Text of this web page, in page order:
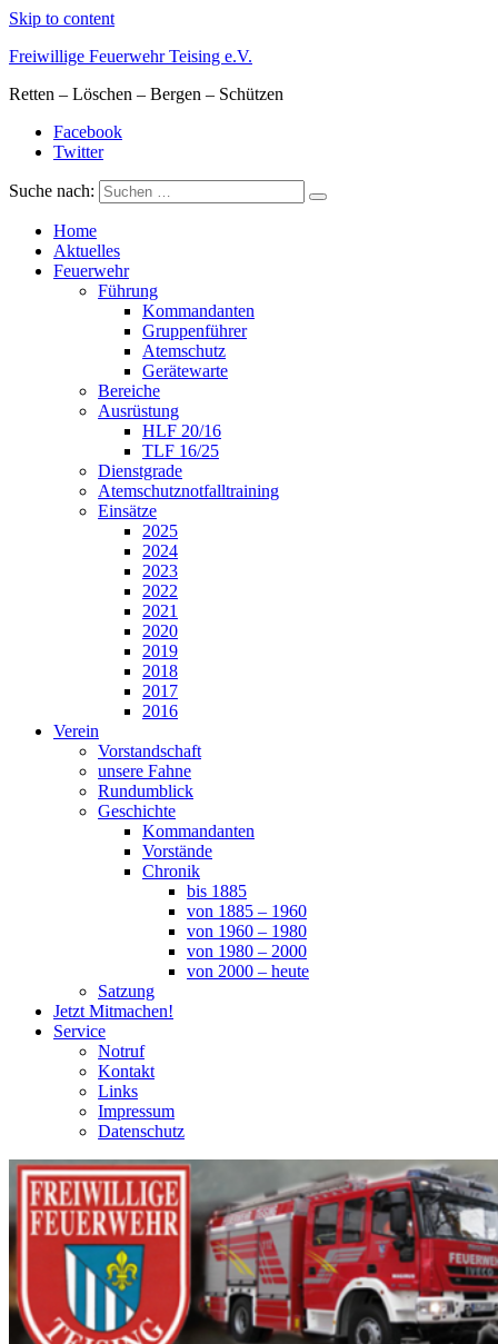
Skip to content
Freiwillige Feuerwehr Teising e.V.
Retten – Löschen – Bergen – Schützen
Facebook
Twitter
Suche nach:
Home
Aktuelles
Feuerwehr
Führung
Kommandanten
Gruppenführer
Atemschutz
Gerätewarte
Bereiche
Ausrüstung
HLF 20/16
TLF 16/25
Dienstgrade
Atemschutznotfalltraining
Einsätze
2025
2024
2023
2022
2021
2020
2019
2018
2017
2016
Verein
Vorstandschaft
unsere Fahne
Rundumblick
Geschichte
Kommandanten
Vorstände
Chronik
bis 1885
von 1885 – 1960
von 1960 – 1980
von 1980 – 2000
von 2000 – heute
Satzung
Jetzt Mitmachen!
Service
Notruf
Kontakt
Links
Impressum
Datenschutz